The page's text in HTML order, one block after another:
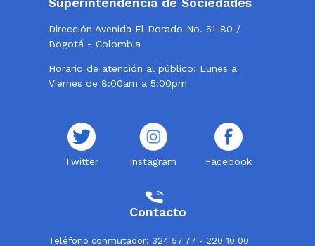
Dirección Avenida El Dorado No. 51-80 /
Bogotá - Colombia
Horario de atención al público: Lunes a
Viernes de 8:00am a 5:00pm
Twitter Instagram Facebook
Contacto
Teléfono conmutador: 324 57 77 - 220 10 00